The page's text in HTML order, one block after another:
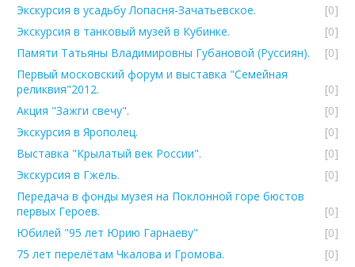
Экскурсия в усадьбу Лопасня-Зачатьевское.
[0]
Экскурсия в танковый музей в Кубинке.
[0]
Памяти Татьяны Владимировны Губановой (Руссиян).
[0]
Первый московский форум и выставка "Семейная
реликвия"2012.
[0]
Акция "Зажги свечу".
[0]
Экскурсия в Ярополец.
[0]
Выставка "Крылатый век России".
[0]
Экскурсия в Гжель.
[0]
Передача в фонды музея на Поклонной горе бюстов
первых Героев.
[0]
Юбилей "95 лет Юрию Гарнаеву"
[0]
75 лет перелётам Чкалова и Громова.
[0]